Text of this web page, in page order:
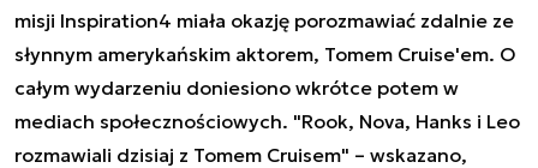
misji Inspiration4 miała okazję porozmawiać zdalnie ze
słynnym amerykańskim aktorem, Tomem Cruise'em. O
całym wydarzeniu doniesiono wkrótce potem w
mediach społecznościowych. "Rook, Nova, Hanks i Leo
rozmawiali dzisiaj z Tomem Cruisem" – wskazano,